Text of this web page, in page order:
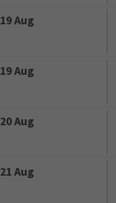
19 Aug
19 Aug
20 Aug
21 Aug